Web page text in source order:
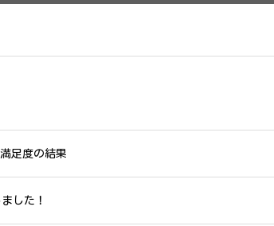
足度の結果
した！